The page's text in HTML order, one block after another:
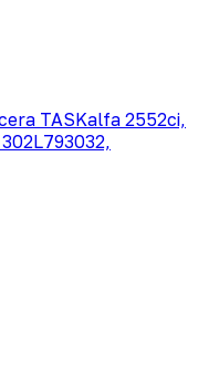
TASKalfa 2552ci,